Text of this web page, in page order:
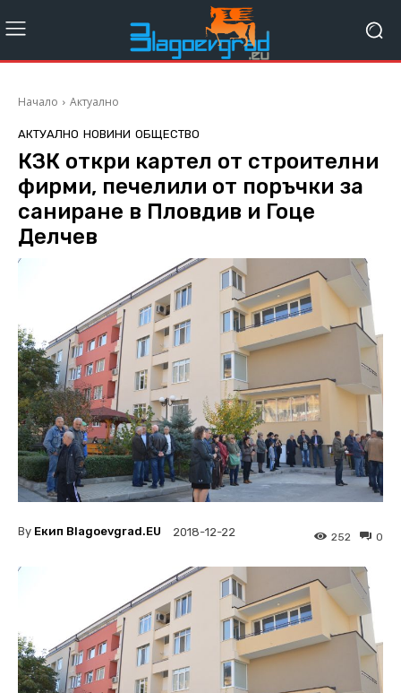
Начало Актуално
АКТУАЛНО НОВИНИ ОБЩЕСТВО
КЗК откри картел от строителни
фирми, печелили от поръчки за
саниране в Пловдив и Гоце
Делчев
By Екип Blagoevgrad.EU 2018-12-22 0
252